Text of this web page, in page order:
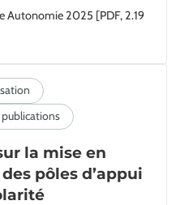
Autonomie 2025 [PDF, 2.19
fenêtre)
la mise en
pôles d’appui